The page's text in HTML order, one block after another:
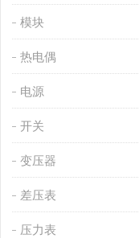
模块
热电偶
电源
开关
变压器
差压表
压力表